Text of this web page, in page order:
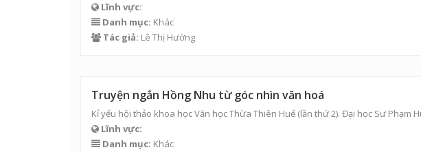
Lĩnh vực:
Danh mục: Khác
Tác giả: Lê Thị Hường
Truyện ngắn Hồng Nhu từ góc nhìn văn hoá
Kỉ yếu hội thảo khoa học Văn học Thừa Thiên Huế (lần thứ 2). Đại học Sư Phạm
Lĩnh vực:
Danh mục: Khác